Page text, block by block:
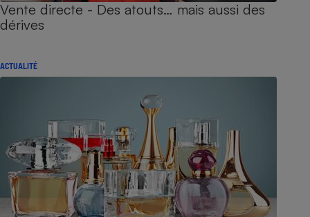
Vente directe - Des atouts… mais aussi des
dérives
ACTUALITÉ